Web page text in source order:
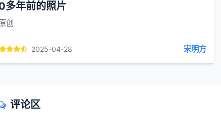
多年前的照片
创
2025-04-28 宋明方
评论区